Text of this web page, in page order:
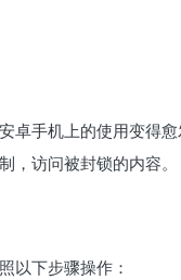
卓手机上的使用变得
，访问被封锁的内容。
以下步骤操作：